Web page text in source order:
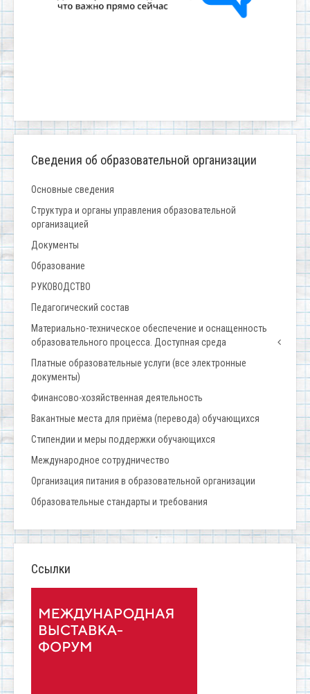
Сведения об образовательной организации
Основные сведения
Структура и органы управления образовательной
организацией
Документы
Образование
РУКОВОДСТВО
Педагогический состав
Материально-техническое обеспечение и оснащенность
образовательного процесса. Доступная среда
Платные образовательные услуги (все электронные
документы)
Финансово-хозяйственная деятельность
Вакантные места для приёма (перевода) обучающихся
Стипендии и меры поддержки обучающихся
Международное сотрудничество
Организация питания в образовательной организации
Образовательные стандарты и требования
Ссылки